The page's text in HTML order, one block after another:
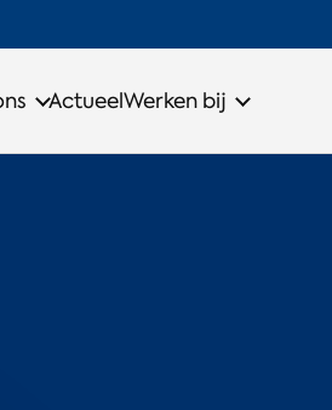
ActueelWerken bij